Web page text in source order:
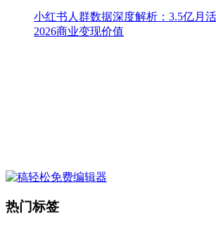
小红书人群数据深度解析：3.5亿月
2026商业变现价值
热门标签